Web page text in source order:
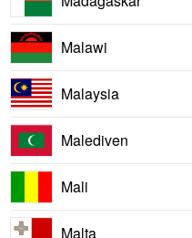
Malawi
Malaysia
Malediven
Mali
Malta